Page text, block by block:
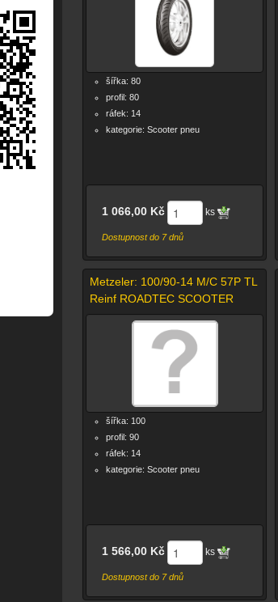
šířka: 80
profil: 80
ráfek: 14
kategorie: Scooter pneu
1 066,00 Kč ks
Dostupnost do 7 dnů
Metzeler: 100/90-14 M/C 57P TL
Reinf ROADTEC SCOOTER
šířka: 100
profil: 90
ráfek: 14
kategorie: Scooter pneu
1 566,00 Kč ks
Dostupnost do 7 dnů